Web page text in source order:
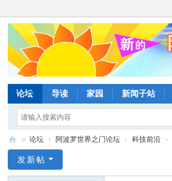
论坛 导读 家园 新闻子站
波
» 论坛 › 阿波罗世界之门论坛 › 科技前沿 ›
发新帖